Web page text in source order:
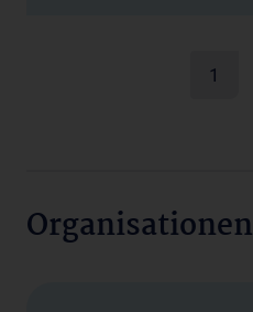
1
Organisationen